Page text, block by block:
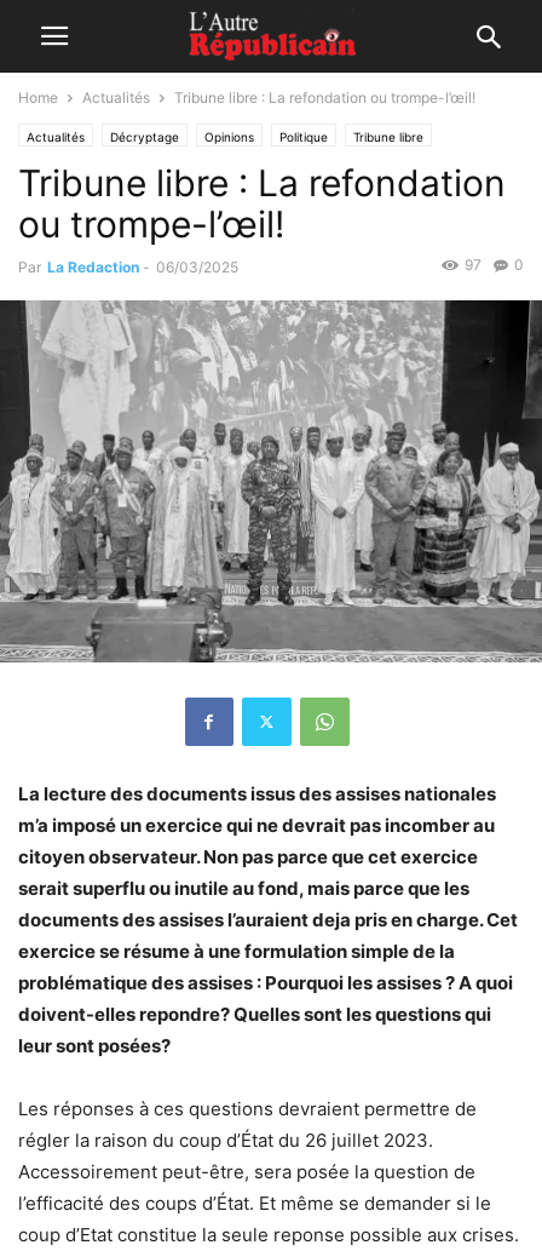
Home Actualités Tribune libre : La refondation ou trompe-l’œil!
Actualités Décryptage Opinions Politique Tribune libre
Tribune libre : La refondation
ou trompe-l’œil!
Par La Redaction - 06/03/2025 0
97
La lecture des documentsissus des assises nationales
m’a imposé un exercice qui ne devrait pas incomber au
citoyen observateur. Nonpasparce que cet exercice
serait superflu ou inutile au fond, mais parce que les
documents des assises l’auraient deja pris en charge. Cet
exercice se résume à une formulation simple de la
problématique des assises : Pourquoi les assises? A quoi
doivent-elles repondre? Quelles sont les questions qui
leur sont posées?
Les réponses à ces questions devraient permettre de
régler la raison du coup d’État du 26 juillet 2023.
Accessoirement peut-être, sera posée la question de
l’efficacité des coups d’État. Et même se demander si le
coup d’Etat constitue la seule reponse possible aux crises.